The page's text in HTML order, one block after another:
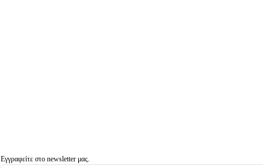
Εγγραφείτε στο newsletter μας.